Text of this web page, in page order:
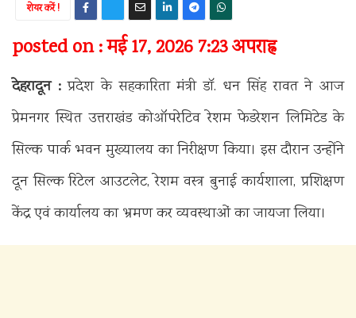
शेयर करें !
posted on : मई 17, 2026 7:23 अपराह्न
देहरादून :प्रदेश के सहकारिता मंत्री डॉ. धन सिंह रावत ने आज
प्रेमनगर स्थित उत्तराखंड कोऑपरेटिव रेशम फेडरेशन लिमिटेड के
सिल्क पार्क भवन मुख्यालय का निरीक्षण किया। इस दौरान उन्होंने
दून सिल्क रिटेल आउटलेट, रेशम वस्त्र बुनाई कार्यशाला, प्रशिक्षण
केंद्र एवं कार्यालय का भ्रमण कर व्यवस्थाओं का जायजा लिया।